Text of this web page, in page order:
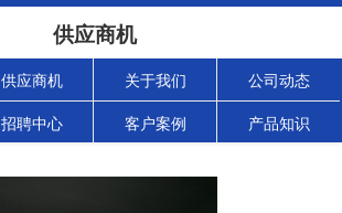
供应商机
供应商机 关于我们 公司动态
招聘中心 客户案例 产品知识